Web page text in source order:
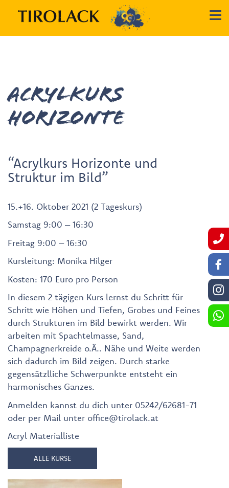
Acrylkurs
Horizonte
“Acrylkurs Horizonte und
Struktur im Bild”
15.+16. Oktober 2021 (2 Tageskurs)
Samstag 9:00 – 16:30
Freitag 9:00 – 16:30
Kursleitung: Monika Hilger
Kosten: 170 Euro pro Person
In diesem 2 tägigen Kurs lernst du Schritt für
Schritt wie Höhen und Tiefen, Grobes und Feines
durch Strukturen im Bild bewirkt werden. Wir
arbeiten mit Spachtelmasse, Sand,
Champagnerkreide o.Ä.. Nähe und Weite werden
sich dadurch im Bild zeigen. Durch starke
gegensätzlliche Schwerpunkte entsteht ein
harmonisches Ganzes.
Anmelden kannst du dich unter 05242/62681-71
oder per Mail unter office@tirolack.at
Acryl Materialliste
ALLE KURSE